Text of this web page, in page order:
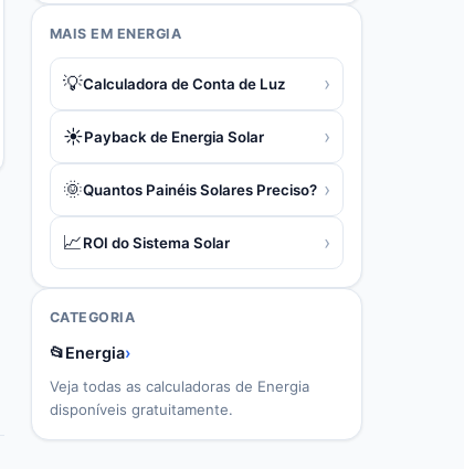
MAIS EM ENERGIA
💡Calculadora de Conta de Luz ›
☀️Payback de Energia Solar ›
🌞Quantos Painéis Solares Preciso? ›
📈ROI do Sistema Solar ›
CATEGORIA
📂Energia›
Veja todas as calculadoras de Energia
disponíveis gratuitamente.